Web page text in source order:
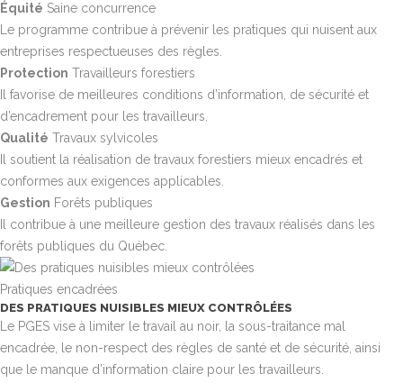
Équité Saine concurrence
Le programme contribue à prévenir les pratiques qui nuisent aux
entreprises respectueuses des règles.
Protection Travailleurs forestiers
Il favorise de meilleures conditions d’information, de sécurité et
d’encadrement pour les travailleurs.
Qualité Travaux sylvicoles
Il soutient la réalisation de travaux forestiers mieux encadrés et
conformes aux exigences applicables.
Gestion Forêts publiques
Il contribue à une meilleure gestion des travaux réalisés dans les
forêts publiques du Québec.
Pratiques encadrées
DES PRATIQUES NUISIBLES MIEUX CONTRÔLÉES
Le PGES vise à limiter le travail au noir, la sous-traitance mal
encadrée, le non-respect des règles de santé et de sécurité, ainsi
que le manque d’information claire pour les travailleurs.